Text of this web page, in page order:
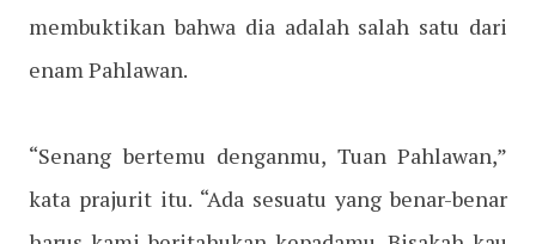
membuktikan bahwa dia adalah salah satu dari
enam Pahlawan.
“Senang bertemu denganmu, Tuan Pahlawan,”
kata prajurit itu. “Ada sesuatu yang benar-benar